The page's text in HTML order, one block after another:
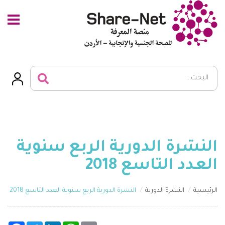
النشرة الدورية الربع سنوية
العدد التاسع 2018
الرئيسية النشرة الدورية النشرة الدورية الربع سنوية العدد التاسع 2018